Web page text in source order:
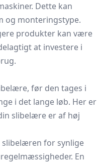
Dette kan
og monteringstype.
produkter kan være
at investere i
før den tages i
i det lange løb. Her er
slibelære er af høj
slibelæren for synlige
En